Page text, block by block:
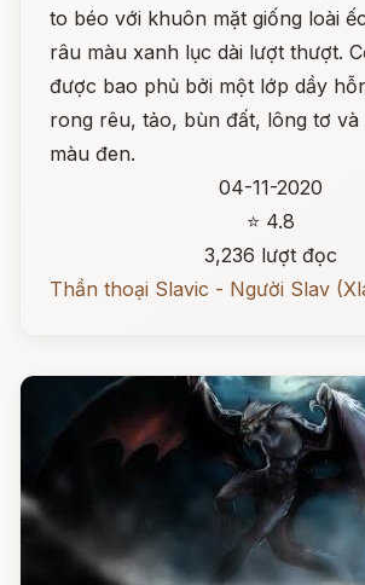
to béo với khuôn mặt giống loài
râu màu xanh lục dài lượt thượt.
được bao phủ bởi một lớp dầy
rong rêu, tảo, bùn đất, lông tơ
màu đen.
04-11-2020
⭐ 4.8
3,236 lượt đọc
Thần thoại Slavic - Người Slav